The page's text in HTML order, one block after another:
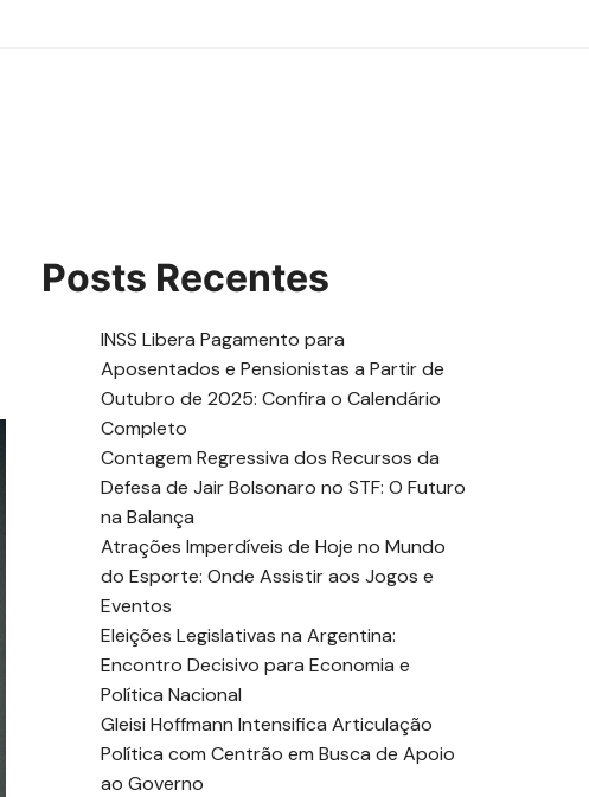
Posts Recentes
INSS Libera Pagamento para
Aposentados e Pensionistas a Partir de
Outubro de 2025: Confira o Calendário
Completo
Contagem Regressiva dos Recursos da
Defesa de Jair Bolsonaro no STF: O Futuro
na Balança
Atrações Imperdíveis de Hoje no Mundo
do Esporte: Onde Assistir aos Jogos e
Eventos
Eleições Legislativas na Argentina:
Encontro Decisivo para Economia e
Política Nacional
Gleisi Hoffmann Intensifica Articulação
Política com Centrão em Busca de Apoio
ao Governo